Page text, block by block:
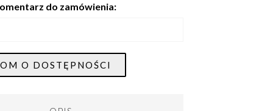
do zamówienia:
O DOSTĘPNOŚCI